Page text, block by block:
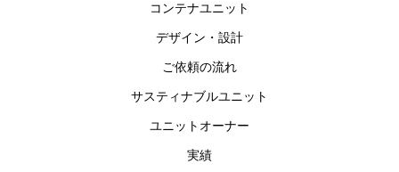
コンテナユニット
デザイン・設計
ご依頼の流れ
サスティナブルユニット
ユニットオーナー
実績